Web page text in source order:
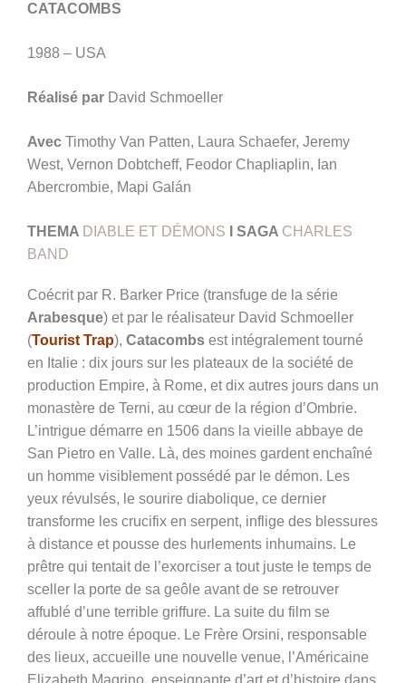
CATACOMBS
1988 – USA
Réalisé par David Schmoeller
Avec Timothy Van Patten, Laura Schaefer, Jeremy
West, Vernon Dobtcheff, Feodor Chapliaplin, Ian
Abercrombie, Mapi Galán
THEMA DIABLE ET DÉMONS I SAGA CHARLES
BAND
Coécrit par R. Barker Price (transfuge de la série
Arabesque) et par le réalisateur David Schmoeller
(Tourist Trap), Catacombs est intégralement tourné
en Italie : dix jours sur les plateaux de la société de
production Empire, à Rome, et dix autres jours dans un
monastère de Terni, au cœur de la région d’Ombrie.
L’intrigue démarre en 1506 dans la vieille abbaye de
San Pietro en Valle. Là, des moines gardent enchaîné
un homme visiblement possédé par le démon. Les
yeux révulsés, le sourire diabolique, ce dernier
transforme les crucifix en serpent, inflige des blessures
à distance et pousse des hurlements inhumains. Le
prêtre qui tentait de l’exorciser a tout juste le temps de
sceller la porte de sa geôle avant de se retrouver
affublé d’une terrible griffure. La suite du film se
déroule à notre époque. Le Frère Orsini, responsable
des lieux, accueille une nouvelle venue, l’Américaine
Elizabeth Magrino, enseignante d’art et d’histoire dans